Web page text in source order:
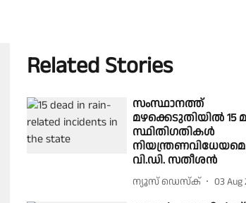
Related Stories
സംസ്ഥാനത്ത്
മഴക്കെടുതിയിൽ 15
സ്ഥിതിഗതികൾ
വി.ഡി. സതീശൻ
ന്യൂസ് ഡെസ്ക് 03 Aug